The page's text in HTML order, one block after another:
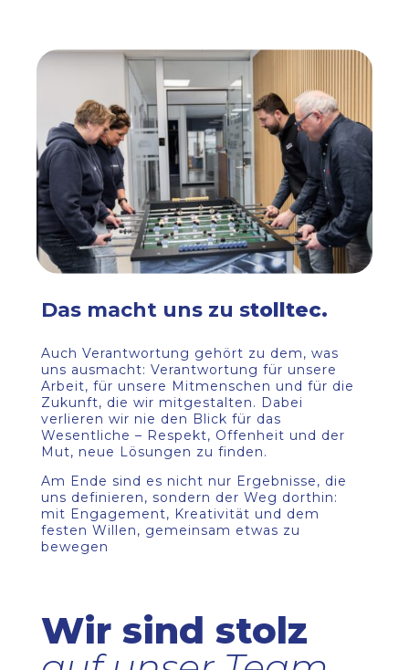
Das macht uns zu stolltec.
Auch Verantwortung gehört zu dem, was
uns ausmacht: Verantwortung für unsere
Arbeit, für unsere Mitmenschen und für die
Zukunft, die wir mitgestalten. Dabei
verlieren wir nie den Blick für das
Wesentliche – Respekt, Offenheit und der
Mut, neue Lösungen zu finden.
Am Ende sind es nicht nur Ergebnisse, die
uns definieren, sondern der Weg dorthin:
mit Engagement, Kreativität und dem
festen Willen, gemeinsam etwas zu
bewegen
Wir sind stolz